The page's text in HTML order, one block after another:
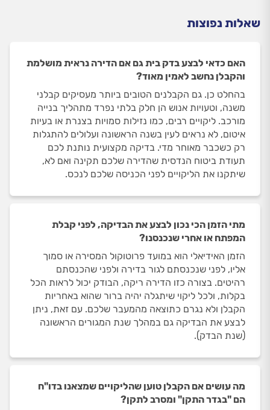
שאלות נפוצות
האם כדאי לבצע בדק בית גם אם הדירה נראית מושלמת
והקבלן נחשב לאמין מאוד?
בהחלט כן. גם הקבלנים הטובים ביותר מעסיקים קבלני
משנה, וטעויות אנוש הן חלק בלתי נפרד מתהליך בנייה
מורכב. ליקויים רבים, כמו נזילות סמויות בצנרת או בעיות
איטום, לא נראים לעין בשנה הראשונה ועלולים להתגלות
רק כשכבר מאוחר מדי. בדיקה מקצועית נותנת לכם
תעודת ביטוח הנדסית שהדירה שלכם תקינה ואם לא,
שיתקנו את הליקויים לפני הכניסה שלכם לנכס.
מתי הזמן הכי נכון לבצע את הבדיקה, לפני קבלת
המפתח או אחרי שנכנסנו?
הזמן האידיאלי הוא במועד פרוטוקול המסירה או סמוך
אליו, לפני שנכנסתם לגור בדירה ולפני שהכנסתם
רהיטים. בצורה כזו הדירה ריקה, הבודק יכול לראות הכל
בקלות, ולכל ליקוי שיתגלה יהיה ברור שהוא באחריות
הקבלן ולא נגרם כתוצאה מהמעבר שלכם. עם זאת, ניתן
לבצע את הבדיקה גם במהלך שנת המגורים הראשונה
(שנת הבדק).
מה עושים אם הקבלן טוען שהליקויים שמצאנו בדו"ח
הם "בגדר התקן" ומסרב לתקן?